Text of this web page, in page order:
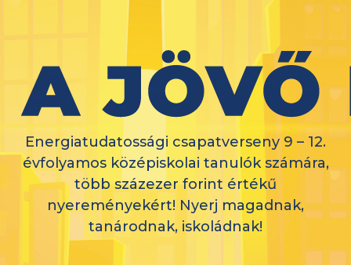
Energiatudatossági csapatverseny 9 – 12.
évfolyamos középiskolai tanulók számára,
több százezer forint értékű
nyereményekért! Nyerj magadnak,
tanárodnak, iskoládnak!